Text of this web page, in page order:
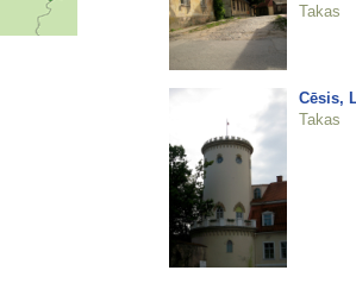
Takas
Cēsis,
Takas